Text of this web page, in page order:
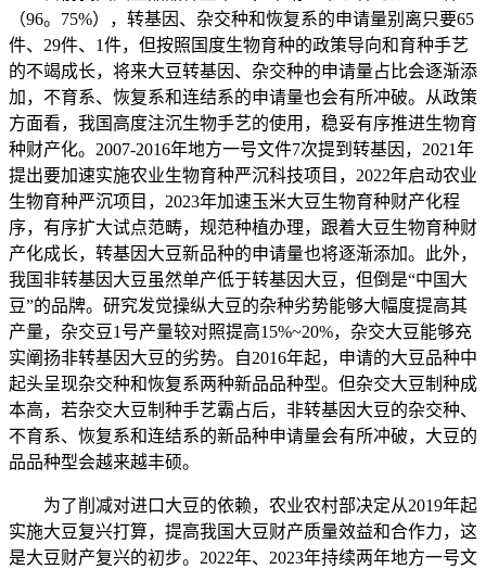
（96。75%），转基因、杂交种和恢复系的申请量别离只要65
件、29件、1件，但按照国度生物育种的政策导向和育种手艺
的不竭成长，将来大豆转基因、杂交种的申请量占比会逐渐添
加，不育系、恢复系和连结系的申请量也会有所冲破。从政策
方面看，我国高度注沉生物手艺的使用，稳妥有序推进生物育
种财产化。2007-2016年地方一号文件7次提到转基因，2021年
提出要加速实施农业生物育种严沉科技项目，2022年启动农业
生物育种严沉项目，2023年加速玉米大豆生物育种财产化程
序，有序扩大试点范畴，规范种植办理，跟着大豆生物育种财
产化成长，转基因大豆新品种的申请量也将逐渐添加。此外，
我国非转基因大豆虽然单产低于转基因大豆，但倒是“中国大
豆”的品牌。研究发觉操纵大豆的杂种劣势能够大幅度提高其
产量，杂交豆1号产量较对照提高15%~20%，杂交大豆能够充
实阐扬非转基因大豆的劣势。自2016年起，申请的大豆品种中
起头呈现杂交种和恢复系两种新品品种型。但杂交大豆制种成
本高，若杂交大豆制种手艺霸占后，非转基因大豆的杂交种、
不育系、恢复系和连结系的新品种申请量会有所冲破，大豆的
品品种型会越来越丰硕。
为了削减对进口大豆的依赖，农业农村部决定从2019年起
实施大豆复兴打算，提高我国大豆财产质量效益和合作力，这
是大豆财产复兴的初步。2022年、2023年持续两年地方一号文